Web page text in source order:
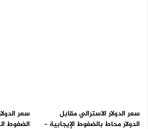
سعر الدولار الاسترالي مقابل
الدولار محاط بالضغوط الإيجابية –
سعر
الضغوط